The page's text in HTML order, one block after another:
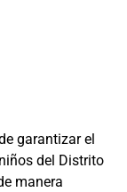
garantizar el
del Distrito
manera